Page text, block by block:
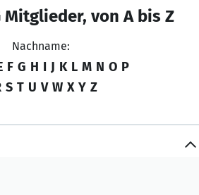
Mitglieder, von A bis Z
Nachname:
F G H I J K L M N O P
S T U V W X Y Z